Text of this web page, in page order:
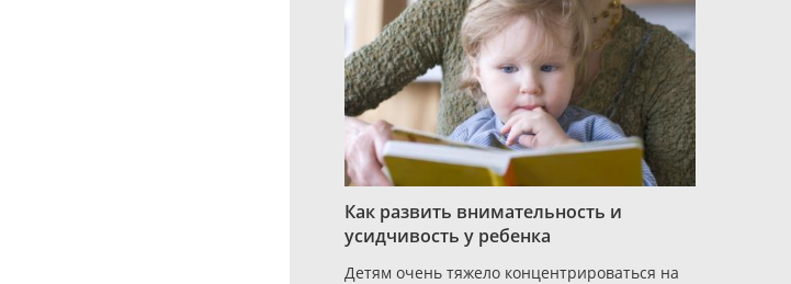
Как развить внимательность и
усидчивость у ребенка
Детям очень тяжело концентрироваться на